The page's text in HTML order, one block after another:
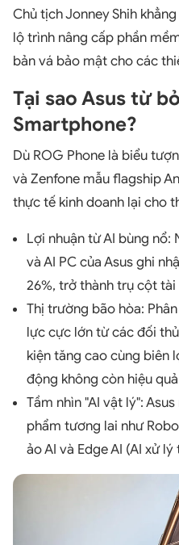
Chủ tịch Jonney Shih
lộ trình nâng cấp phần
bản vá bảo mật cho các
Tại sao Asus từ
Smartphone?
Dù ROG Phone là biểu
và Zenfone mẫu flagship
thực tế kinh doanh lại cho
Lợi nhuận từ AI bùng nổ:
và AI PC của Asus ghi
26%, trở thành trụ cột tài
Thị trường bão hòa:
lực cực lớn từ các đối
kiện tăng cao cùng biên
động không còn hiệu
Tầm nhìn "AI vật lý":
phẩm tương lai như
ảo AI và Edge AI (AI xử lý